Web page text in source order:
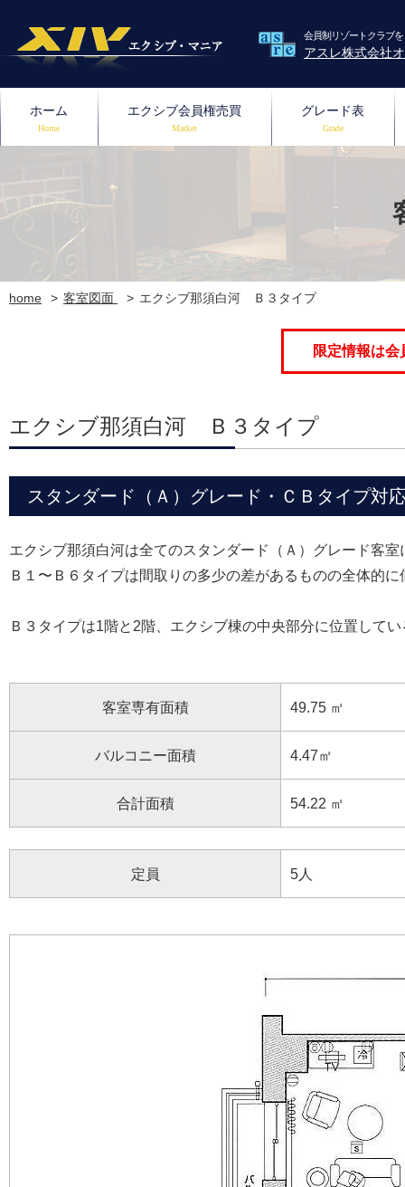
会員制リゾートクラブ
アスレ株式会社
ホーム
Home
エクシブ会員権売買
Market
グレード表
Grade
home 客室図面 エクシブ那須白河 Ｂ３タイプ
限定情報は
エクシブ那須白河 Ｂ３タイプ
スタンダード（Ａ）グレード・ＣＢタイプ
エクシブ那須白河は全てのスタンダード（Ａ）グレード客
Ｂ１〜Ｂ６タイプは間取りの多少の差があるものの全体的
Ｂ３タイプは1階と2階、エクシブ棟の中央部分に位置してい
客室専有面積 49.75 ㎡
バルコニー面積 4.47㎡
合計面積 54.22 ㎡
定員 5人